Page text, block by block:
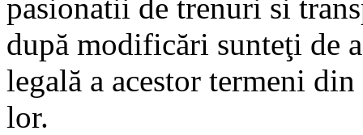
pasionatii de trenuri si
după modificări sunteţi de
legală a acestor termeni
lor.